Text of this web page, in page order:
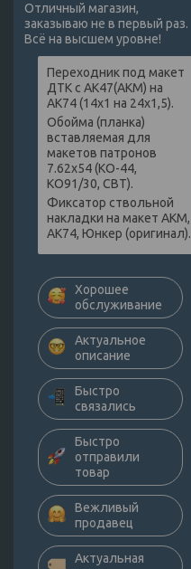
Отличный магазин,
заказываю не в первый раз.
Всё на высшем уровне!
Переходник под макет
ДТК с АК47(АКМ) на
АК74 (14х1 на 24х1,5).
Обойма (планка)
вставляемая для
макетов патронов
7.62х54 (КО-44,
КО91/30, СВТ).
Фиксатор ствольной
накладки на макет АКМ,
АК74, Юнкер (оригинал).
Хорошее
обслуживание
Актуальное
описание
Быстро
связались
Быстро
отправили
товар
Вежливый
продавец
Актуальная